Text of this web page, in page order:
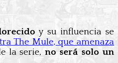
y su influencia se
The Mule, que amenaza
la serie,no será solo un